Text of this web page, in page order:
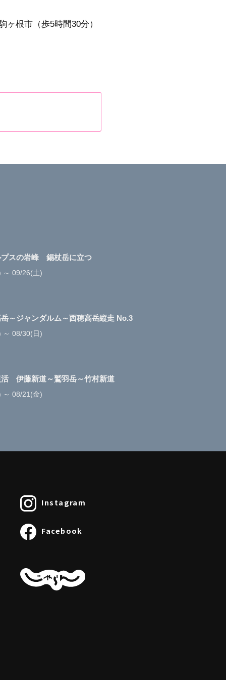
根市（歩5時間30分）
プスの岩峰 錫杖岳に立つ
～ 09/26(土)
岳～ジャンダルム～西穂高岳縦走 No.3
～ 08/30(日)
活 伊藤新道～鷲羽岳～竹村新道
～ 08/21(金)
Instagram
Facebook